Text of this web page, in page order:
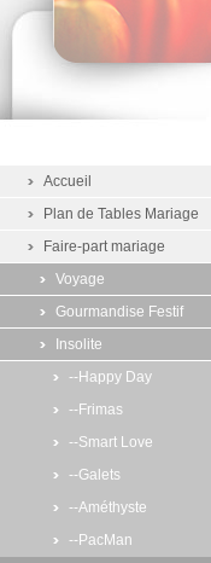
Accueil
Plan de Tables Mariage
Faire-part mariage
Voyage
Gourmandise Festif
Insolite
--Happy Day
--Frimas
--Smart Love
--Galets
--Améthyste
--PacMan